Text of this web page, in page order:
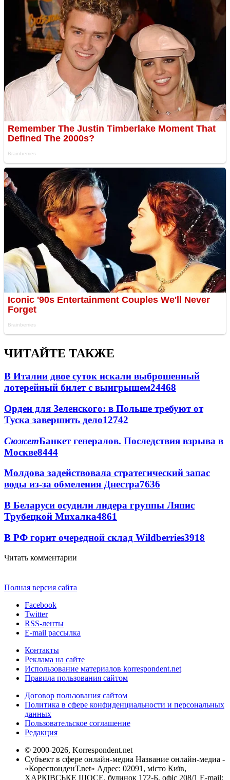
ЧИТАЙТЕ ТАКЖЕ
В Италии двое суток искали выброшенный
лотерейный билет с выигрышем24468
Орден для Зеленского: в Польше требуют от
Туска завершить дело12742
СюжетБанкет генералов. Последствия взрыва в
Москве8444
Молдова задействовала стратегический запас
воды из-за обмеления Днестра7636
В Беларуси осудили лидера группы Ляпис
Трубецкой Михалка4861
В РФ горит очередной склад Wildberries3918
Читать комментарии
Полная версия сайта
Facebook
Twitter
RSS-ленты
E-mail рассылка
Контакты
Реклама на сайте
Использование материалов korrespondent.net
Правила пользования сайтом
Договор пользования сайтом
Политика в сфере конфиденциальности и персональных
данных
Пользовательское соглашение
Редакция
© 2000-2026, Korrespondent.net
Субъект в сфере онлайн-медиа Название онлайн-медиа -
«КореспонденТ.net» Адрес: 02091, місто Київ,
ХАРКІВСЬКЕ ШОСЕ, будинок 172-Б, офіс 208/1 E-mail: